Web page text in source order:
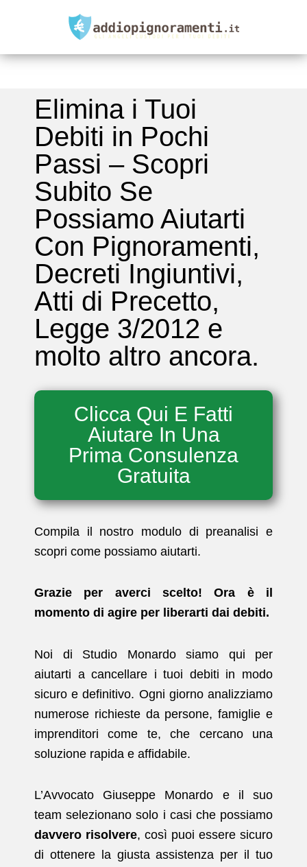
Elimina i Tuoi
Debiti in Pochi
Passi – Scopri
Subito Se
Possiamo Aiutarti
Con Pignoramenti,
Decreti Ingiuntivi,
Atti di Precetto,
Legge 3/2012 e
molto altro ancora.
Clicca Qui E Fatti
Aiutare In Una
Prima Consulenza
Gratuita
Compila il nostro modulo di preanalisi e
scopri come possiamo aiutarti.
Grazie per averci scelto! Ora è il
momento di agire per liberarti dai debiti.
Noi di Studio Monardo siamo qui per
aiutarti a cancellare i tuoi debiti in modo
sicuro e definitivo. Ogni giorno analizziamo
numerose richieste da persone, famiglie e
imprenditori come te, che cercano una
soluzione rapida e affidabile.
L’Avvocato Giuseppe Monardo e il suo
team selezionano solo i casi che possiamo
davvero risolvere, così puoi essere sicuro
di ottenere la giusta assistenza per il tuo